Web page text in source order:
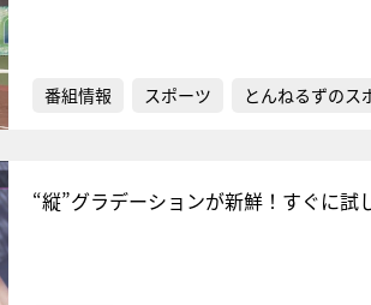
番組情報 スポーツ とんねるずの
“縦”グラデーションが新鮮！すぐに